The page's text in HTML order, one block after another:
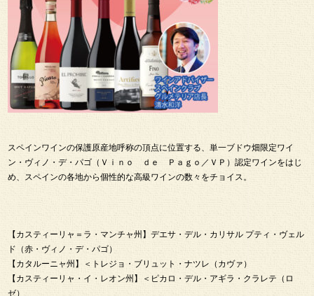
スペインワインの保護原産地呼称の頂点に位置する、単一ブドウ畑限定ワイ
ン・ヴィノ・デ・パゴ（Ｖｉｎｏ ｄｅ Ｐａｇｏ／ＶＰ）認定ワインをはじ
め、スペインの各地から個性的な高級ワインの数々をチョイス。
【カスティーリャ＝ラ・マンチャ州】デエサ・デル・カリサル プティ・ヴェル
ド（赤・ヴィノ・デ・パゴ）
【カタルーニャ州】＜トレジョ・ブリュット・ナツレ（カヴァ）
【カスティーリャ・イ・レオン州】＜ピカロ・デル・アギラ・クラレテ（ロ
ゼ）